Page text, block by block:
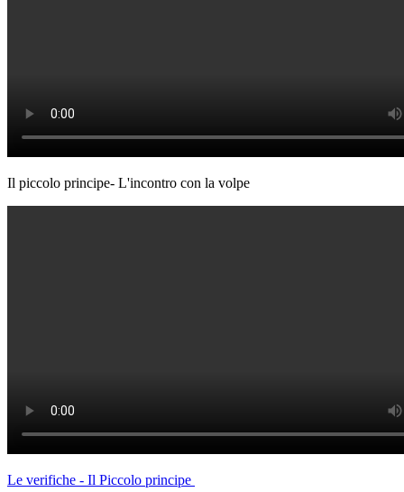
Il piccolo principe- L'incontro con la volpe
Le verifiche - Il Piccolo principe